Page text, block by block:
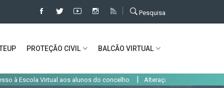
Pesquisa
PROTEÇÃO CIVIL BALCÃO VIRTUAL
Virtual aos alunos do concelho | Alteração de trânsito em Alcochete